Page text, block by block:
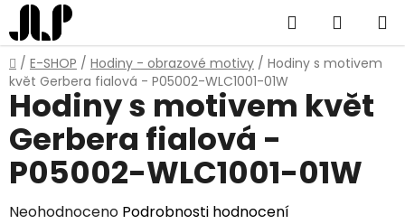
Přejít
na
obsah
Hledat
KOŠÍK
Domů
/ E-SHOP / Hodiny - obrazové motivy / Hodiny s motivem
květ Gerbera fialová - P05002-WLC1001-01W
Hodiny s motivem květ
Gerbera fialová -
P05002-WLC1001-01W
Průměrné
Neohodnoceno Podrobnosti hodnocení